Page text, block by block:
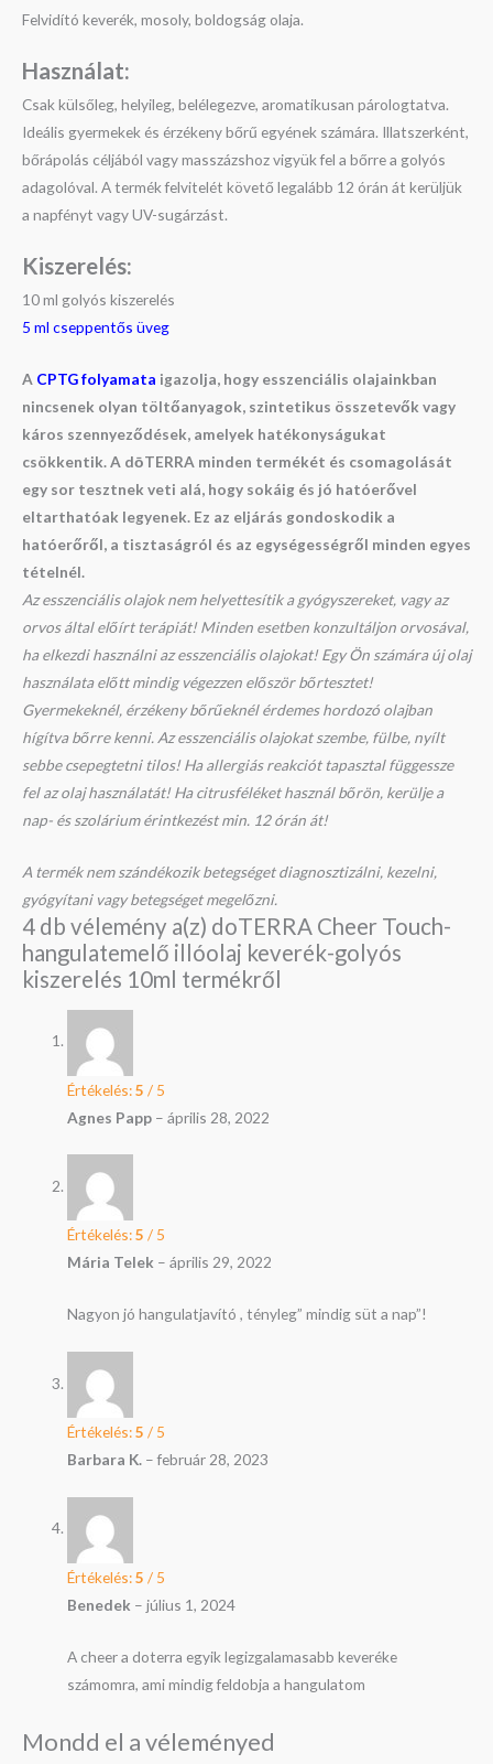
Felvidító keverék, mosoly, boldogság olaja.
Használat:
Csak külsőleg, helyileg, belélegezve, aromatikusan párologtatva.
Ideális gyermekek és érzékeny bőrű egyének számára. Illatszerként,
bőrápolás céljából vagy masszázshoz vigyük fel a bőrre a golyós
adagolóval. A termék felvitelét követő legalább 12 órán át kerüljük
a napfényt vagy UV-sugárzást.
Kiszerelés:
10 ml golyós kiszerelés
5 ml cseppentős üveg
A CPTG folyamata igazolja, hogy esszenciális olajainkban
nincsenek olyan töltőanyagok, szintetikus összetevők vagy
káros szennyeződések, amelyek hatékonyságukat
csökkentik. A dōTERRA minden termékét és csomagolását
egy sor tesztnek veti alá, hogy sokáig és jó hatóerővel
eltarthatóak legyenek. Ez az eljárás gondoskodik a
hatóerőről, a tisztaságról és az egységességről minden egyes
tételnél.
Az esszenciális olajok nem helyettesítik a gyógyszereket, vagy az
orvos által előírt terápiát! Minden esetben konzultáljon orvosával,
ha elkezdi használni az esszenciális olajokat! Egy Ön számára új olaj
használata előtt mindig végezzen először bőrtesztet!
Gyermekeknél, érzékeny bőrűeknél érdemes hordozó olajban
hígítva bőrre kenni. Az esszenciális olajokat szembe, fülbe, nyílt
sebbe csepegtetni tilos! Ha allergiás reakciót tapasztal függessze
fel az olaj használatát! Ha citrusféléket használ bőrön, kerülje a
nap- és szolárium érintkezést min. 12 órán át!
A termék nem szándékozik betegséget diagnosztizálni, kezelni,
gyógyítani vagy betegséget megelőzni.
4 db vélemény a(z) doTERRA Cheer Touch-
hangulatemelő illóolaj keverék-golyós
kiszerelés 10ml termékről
Értékelés:5 / 5
Agnes Papp – április 28, 2022
Értékelés:5 / 5
Mária Telek – április 29, 2022
Nagyon jó hangulatjavító , tényleg” mindig süt a nap”!
Értékelés:5 / 5
Barbara K. – február 28, 2023
Értékelés:5 / 5
Benedek – július 1, 2024
A cheer a doterra egyik legizgalamasabb keveréke
számomra, ami mindig feldobja a hangulatom
Mondd el a véleményed